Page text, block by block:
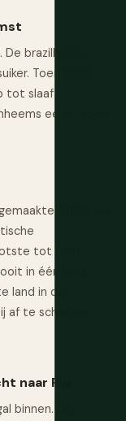
De brazilhout-
Toen goud.
tot slaaf
eerst, toen
Afrikanen
tot slaaf
in één land
land in de
af te schaffen
naar Rio
binnen. Het